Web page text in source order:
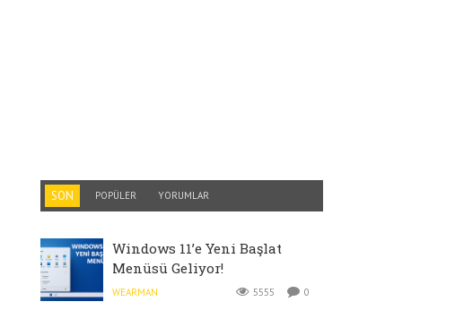
SON POPÜLER YORUMLAR
Windows 11’e Yeni Başlat
Menüsü Geliyor!
WEARMAN 5555 0